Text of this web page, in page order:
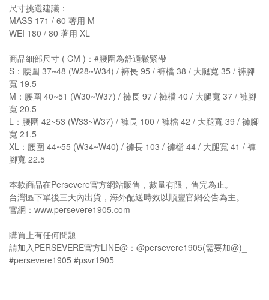
尺寸挑選建議：
MASS 171 / 60 著用 M
WEI 180 / 80 著用 XL
商品細部尺寸 ( CM )：#腰圍為舒適鬆緊帶
S：腰圍 37~48 (W28~W34) / 褲長 95 / 褲檔 38 / 大腿寬 35 / 褲腳
寬 19.5
M：腰圍 40~51 (W30~W37) / 褲長 97 / 褲檔 40 / 大腿寬 37 / 褲腳
寬 20.5
L：腰圍 42~53 (W33~W37) / 褲長 100 / 褲檔 42 / 大腿寬 39 / 褲腳
寬 21.5
XL：腰圍 44~55 (W34~W40) / 褲長 103 / 褲檔 44 / 大腿寬 41 / 褲
腳寬 22.5
本款商品在Persevere官方網站販售，數量有限，售完為止。
台灣區下單後三天內出貨，海外配送時效以順豐官網公告為主。
官網：www.persevere1905.com
購買上有任何問題
請加入PERSEVERE官方LINE@：@persevere1905(需要加@)_
#persevere1905 #psvr1905